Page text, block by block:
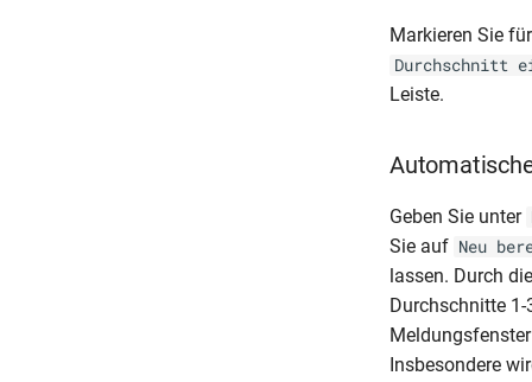
Markieren Sie
Durchschnitt
Leiste.
Geben Sie unter
Sie auf Neu
lassen. Durch
Durchschnitte
Insbesondere